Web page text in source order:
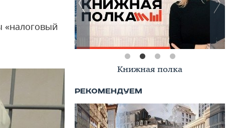
«налоговый
Книжная полка